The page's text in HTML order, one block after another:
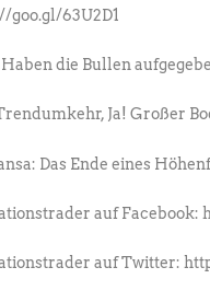
goo.gl/63U2D1
die Bullen
Ja! Großer
Das Ende eines
auf Facebook:
auf Twitter: